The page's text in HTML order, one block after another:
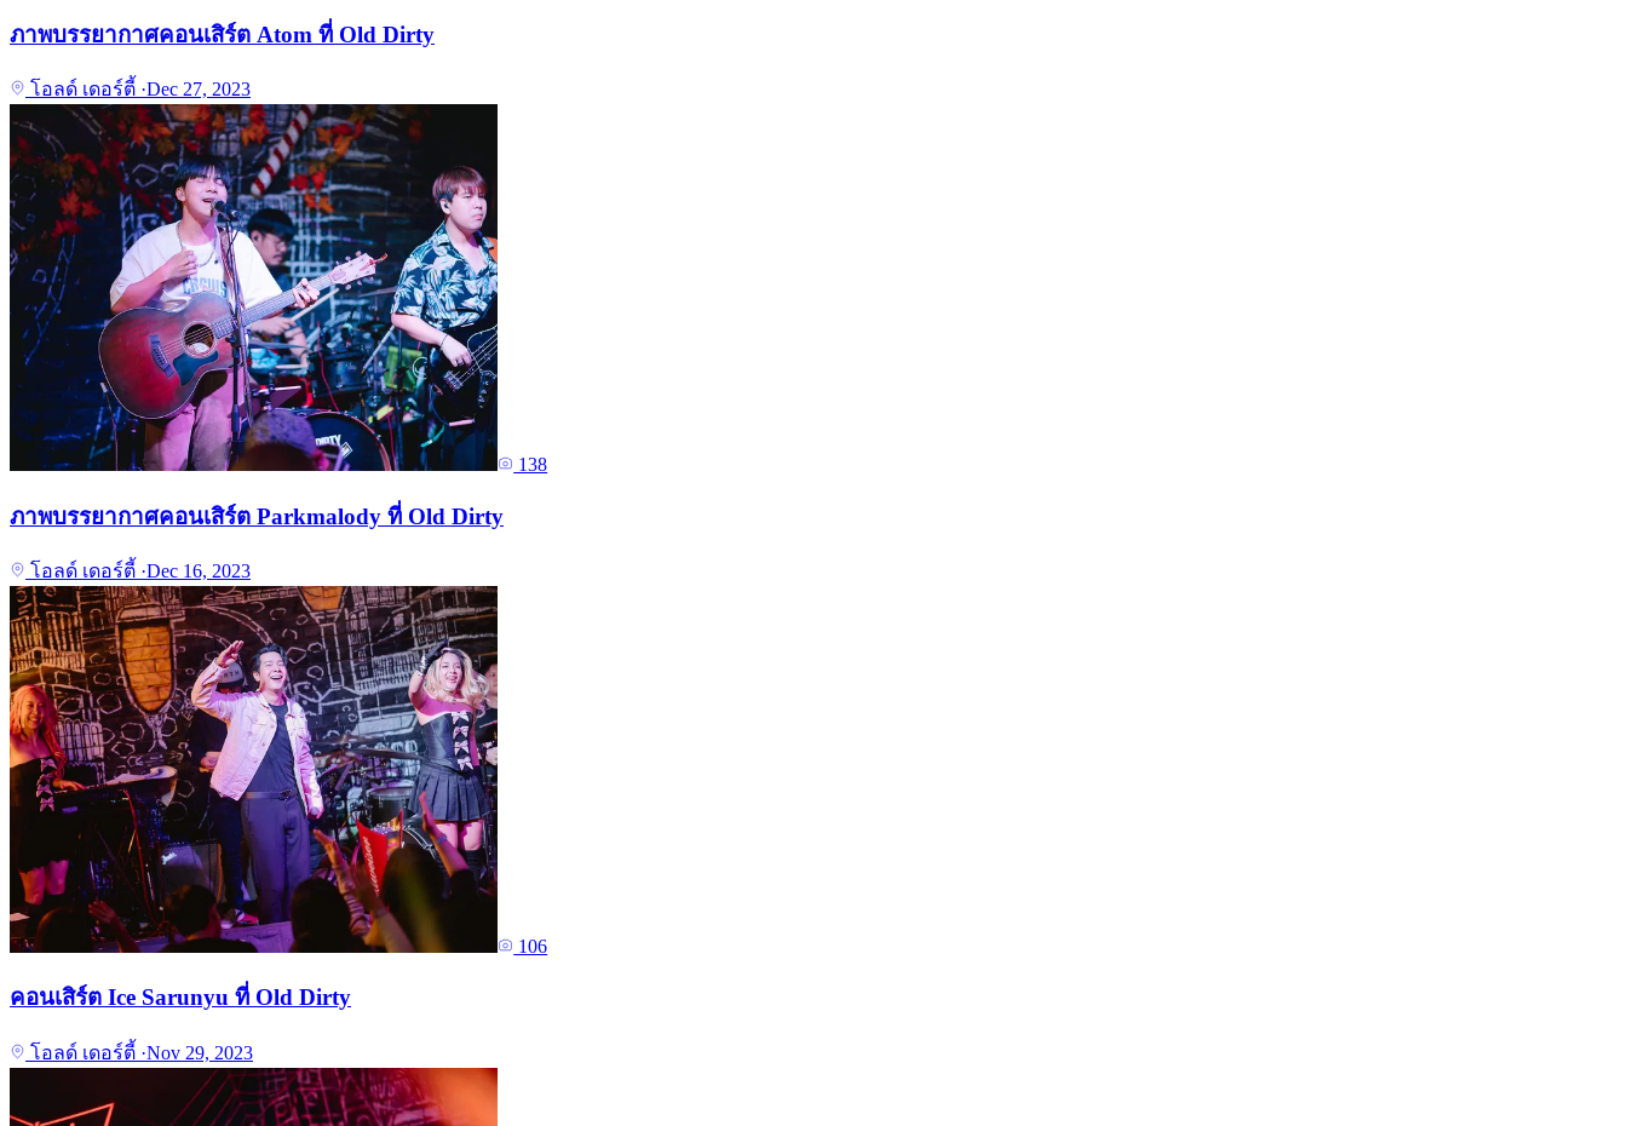
ภาพบรรยากาศคอนเสิร์ต Atom ที่ Old Dirty
โอลด์ เดอร์ตี้ ·Dec 27, 2023
138
ภาพบรรยากาศคอนเสิร์ต Parkmalody ที่ Old Dirty
โอลด์ เดอร์ตี้ ·Dec 16, 2023
106
คอนเสิร์ต Ice Sarunyu ที่ Old Dirty
โอลด์ เดอร์ตี้ ·Nov 29, 2023